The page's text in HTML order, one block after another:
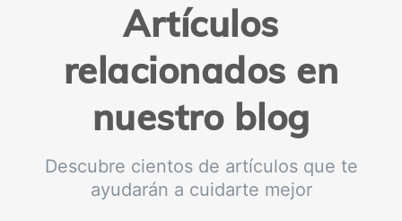
Artículos
relacionados en
nuestro blog
Descubre cientos de artículos que te
ayudarán a cuidarte mejor